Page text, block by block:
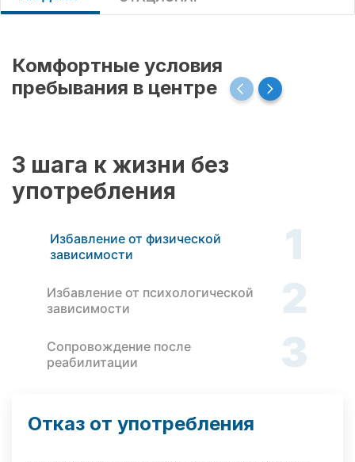
Комфортные условия
пребывания в центре
3 шага к жизни без
употребления
Избавление от физической
зависимости
1
Избавление от психологической
зависимости
2
Сопровождение после
реабилитации
3
Отказ от употребления